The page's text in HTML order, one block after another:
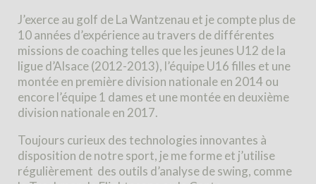
J’exerce au golf de La Wantzenau et je compte plus de
10 années d’expérience au travers de différentes
missions de coaching telles que les jeunes U12 de la
ligue d’Alsace (2012-2013), l’équipe U16 filles et une
montée en première division nationale en 2014 ou
encore l’équipe 1 dames et une montée en deuxième
division nationale en 2017.
Toujours curieux des technologies innovantes à
disposition de notre sport, je me forme et j’utilise
régulièrement des outils d’analyse de swing, comme